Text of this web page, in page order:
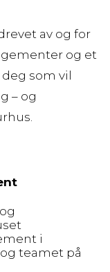
av og for
og et
som vil
– og
i
teamet på